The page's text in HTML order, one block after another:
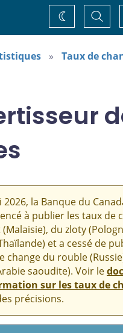
la
Changez
de
thème
Taux de
2026, la Banque du
à publier les taux de
du zloty
et a cessé de
change du rouble
saoudite). Voir le
sur les taux de
précisions.